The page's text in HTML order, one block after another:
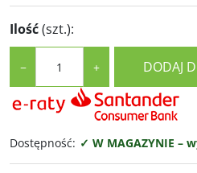
Ilość(szt.):
− + DODAJ
Dostępność: ✓ W MAGAZYNIE –